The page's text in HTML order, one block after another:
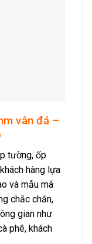
vân đá –
tường, ốp
hàng lựa
và mẫu mã
chắc chắn,
gian như
phê, khách